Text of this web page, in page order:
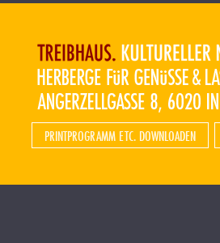
PRINTPROGRAMM ETC. DOWNLOADEN